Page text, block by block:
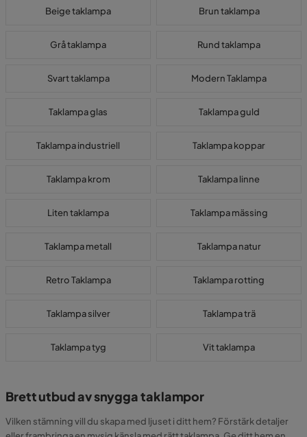
Beige taklampa Brun taklampa
Grå taklampa Rund taklampa
Svart taklampa Modern Taklampa
Taklampa glas Taklampa guld
Taklampa industriell Taklampa koppar
Taklampa krom Taklampa linne
Liten taklampa Taklampa mässing
Taklampa metall Taklampa natur
Retro Taklampa Taklampa rotting
Taklampa silver Taklampa trä
Taklampa tyg Vit taklampa
Brett utbud av snygga taklampor
Vilken stämning vill du skapa med ljuset i ditt hem? Förstärk detaljer